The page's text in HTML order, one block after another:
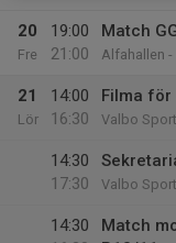
20
Fre
19:00
21:00
Match
Alfahallen -
21
Lör
14:00
16:30
Filma för
Valbo
14:30
17:30
Valbo
14:30
Match